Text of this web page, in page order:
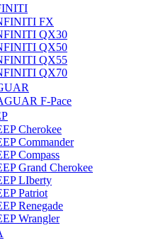
FX
QX30
QX50
QX55
QX70
F-Pace
Cherokee
Commander
Compass
Grand Cherokee
LIberty
Patriot
Renegade
Wrangler